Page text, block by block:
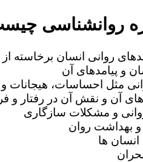
روانشناسی
روانی انسان
و پیامدهای آن
مثل احساسات، هیجانات و
آن و نقش آن در رفتار و
روانی و مشکلات سازگاری
بهداشت روان
ها